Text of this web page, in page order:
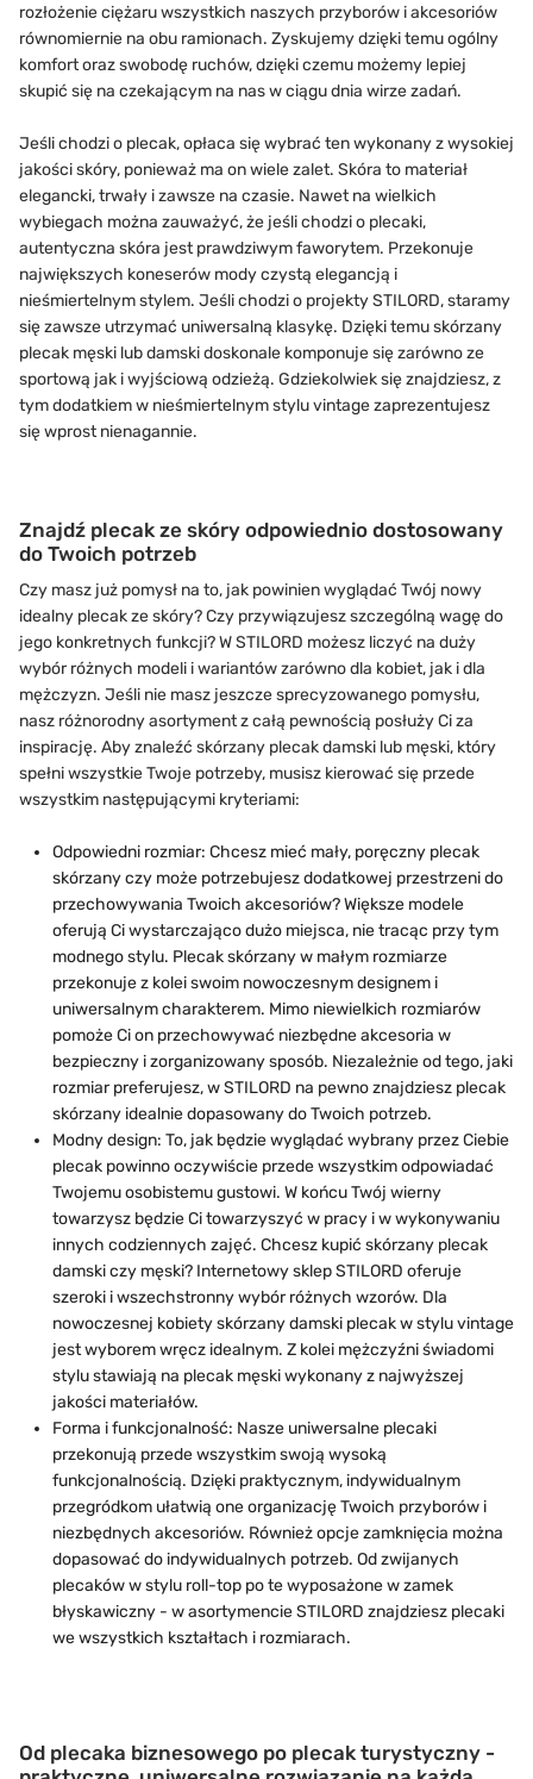
rozłożenie ciężaru wszystkich naszych przyborów i akcesoriów
równomiernie na obu ramionach. Zyskujemy dzięki temu ogólny
komfort oraz swobodę ruchów, dzięki czemu możemy lepiej
skupić się na czekającym na nas w ciągu dnia wirze zadań.
Jeśli chodzi o plecak, opłaca się wybrać ten wykonany z wysokiej
jakości skóry, ponieważ ma on wiele zalet. Skóra to materiał
elegancki, trwały i zawsze na czasie. Nawet na wielkich
wybiegach można zauważyć, że jeśli chodzi o plecaki,
autentyczna skóra jest prawdziwym faworytem. Przekonuje
największych koneserów mody czystą elegancją i
nieśmiertelnym stylem. Jeśli chodzi o projekty STILORD, staramy
się zawsze utrzymać uniwersalną klasykę. Dzięki temu skórzany
plecak męski lub damski doskonale komponuje się zarówno ze
sportową jak i wyjściową odzieżą. Gdziekolwiek się znajdziesz, z
tym dodatkiem w nieśmiertelnym stylu vintage zaprezentujesz
się wprost nienagannie.
Znajdź plecak ze skóry odpowiednio dostosowany
do Twoich potrzeb
Czy masz już pomysł na to, jak powinien wyglądać Twój nowy
idealny plecak ze skóry? Czy przywiązujesz szczególną wagę do
jego konkretnych funkcji? W STILORD możesz liczyć na duży
wybór różnych modeli i wariantów zarówno dla kobiet, jak i dla
mężczyzn. Jeśli nie masz jeszcze sprecyzowanego pomysłu,
nasz różnorodny asortyment z całą pewnością posłuży Ci za
inspirację. Aby znaleźć skórzany plecak damski lub męski, który
spełni wszystkie Twoje potrzeby, musisz kierować się przede
wszystkim następującymi kryteriami:
Odpowiedni rozmiar: Chcesz mieć mały, poręczny plecak
skórzany czy może potrzebujesz dodatkowej przestrzeni do
przechowywania Twoich akcesoriów? Większe modele
oferują Ci wystarczająco dużo miejsca, nie tracąc przy tym
modnego stylu. Plecak skórzany w małym rozmiarze
przekonuje z kolei swoim nowoczesnym designem i
uniwersalnym charakterem. Mimo niewielkich rozmiarów
pomoże Ci on przechowywać niezbędne akcesoria w
bezpieczny i zorganizowany sposób. Niezależnie od tego, jaki
rozmiar preferujesz, w STILORD na pewno znajdziesz plecak
skórzany idealnie dopasowany do Twoich potrzeb.
Modny design: To, jak będzie wyglądać wybrany przez Ciebie
plecak powinno oczywiście przede wszystkim odpowiadać
Twojemu osobistemu gustowi. W końcu Twój wierny
towarzysz będzie Ci towarzyszyć w pracy i w wykonywaniu
innych codziennych zajęć. Chcesz kupić skórzany plecak
damski czy męski? Internetowy sklep STILORD oferuje
szeroki i wszechstronny wybór różnych wzorów. Dla
nowoczesnej kobiety skórzany damski plecak w stylu vintage
jest wyborem wręcz idealnym. Z kolei mężczyźni świadomi
stylu stawiają na plecak męski wykonany z najwyższej
jakości materiałów.
Forma i funkcjonalność: Nasze uniwersalne plecaki
przekonują przede wszystkim swoją wysoką
funkcjonalnością. Dzięki praktycznym, indywidualnym
przegródkom ułatwią one organizację Twoich przyborów i
niezbędnych akcesoriów. Również opcje zamknięcia można
dopasować do indywidualnych potrzeb. Od zwijanych
plecaków w stylu roll-top po te wyposażone w zamek
błyskawiczny - w asortymencie STILORD znajdziesz plecaki
we wszystkich kształtach i rozmiarach.
Od plecaka biznesowego po plecak turystyczny -